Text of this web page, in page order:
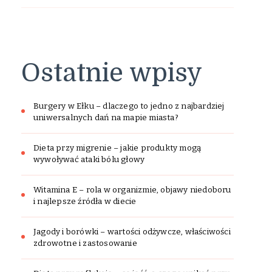
Ostatnie wpisy
Burgery w Ełku – dlaczego to jedno z najbardziej
uniwersalnych dań na mapie miasta?
Dieta przy migrenie – jakie produkty mogą
wywoływać ataki bólu głowy
Witamina E – rola w organizmie, objawy niedoboru
i najlepsze źródła w diecie
Jagody i borówki – wartości odżywcze, właściwości
zdrowotne i zastosowanie